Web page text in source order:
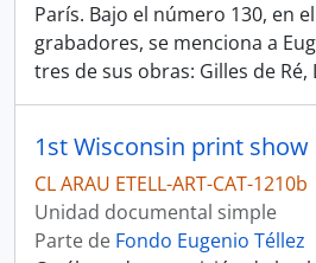
París. Bajo el número 130, en
grabadores, se menciona a
tres de sus obras: Gilles de Ré,
CL ARAU ETELL-ART-CAT-1210b
Unidad documental simple
Parte de Fondo Eugenio Téllez